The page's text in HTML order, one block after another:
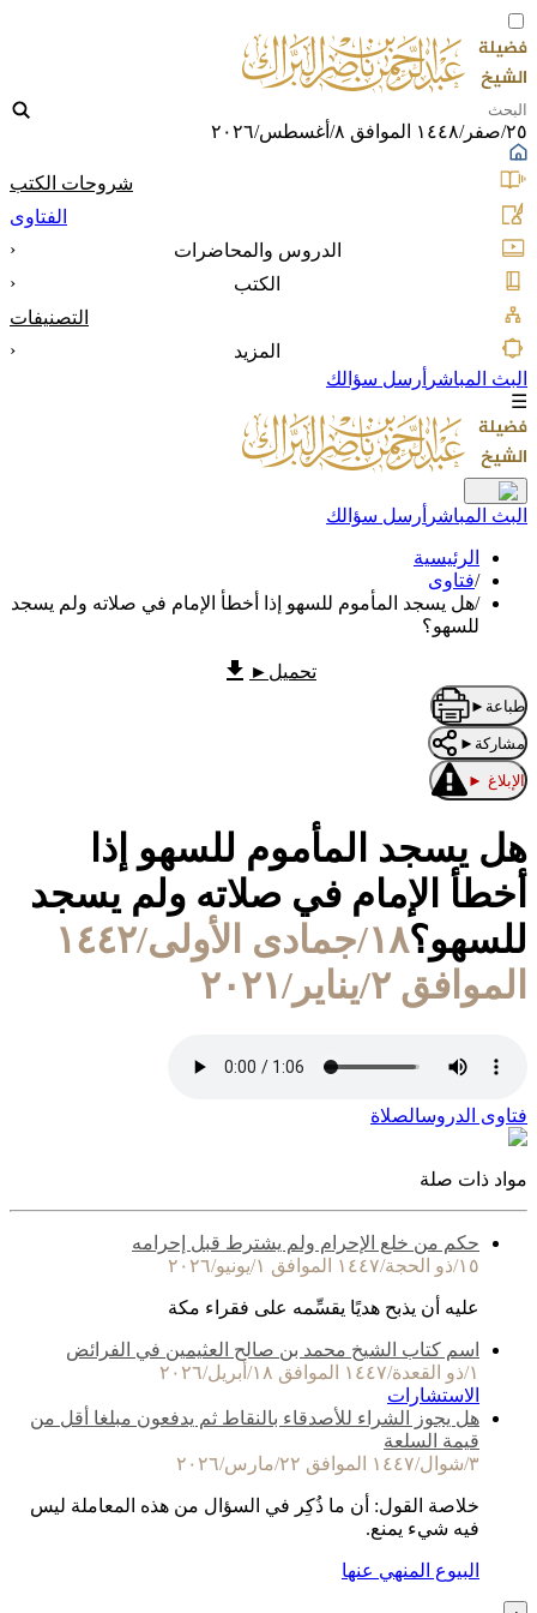
٢٥/صفر/١٤٤٨ الموافق ٨/أغسطس/٢٠٢٦
شروحات الكتب
الفتاوى
الدروس والمحاضرات
‹
الكتب
‹
التصنيفات
المزيد
‹
البث المباشر أرسل سؤالك
☰
البث المباشر أرسل سؤالك
الرئيسية
/فتاوى
/هل يسجد المأموم للسهو إذا أخطأ الإمام في صلاته ولم يسجد
للسهو؟
تحميل ►
طباعة ►
مشاركة ►
الإبلاغ ►
هل يسجد المأموم للسهو إذا
أخطأ الإمام في صلاته ولم يسجد
للسهو؟
١٨/جمادى الأولى/١٤٤٢
الموافق ٢/يناير/٢٠٢١
فتاوى الدروسالصلاة
مواد ذات صلة
حكم من خلع الإحرام ولم يشترط قبل إحرامه
١٥/ذو الحجة/١٤٤٧ الموافق ١/يونيو/٢٠٢٦
عليه أن يذبح هديًا يقسِّمه على فقراء مكة
اسم كتاب الشيخ محمد بن صالح العثيمين في الفرائض
١/ذو القعدة/١٤٤٧ الموافق ١٨/أبريل/٢٠٢٦
الاستشارات
هل يجوز الشراء للأصدقاء بالنقاط ثم يدفعون مبلغا أقل من
قيمة السلعة
٣/شوال/١٤٤٧ الموافق ٢٢/مارس/٢٠٢٦
خلاصة القول: أن ما ذُكِر في السؤال من هذه المعاملة ليس
فيه شيء يمنع.
البيوع المنهي عنها